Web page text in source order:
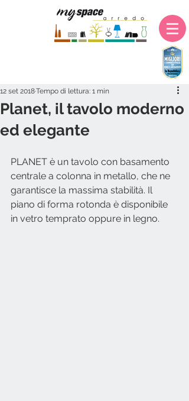
Planet, il tavolo moderno
ed elegante
12 set 2018Tempo di lettura: 1 min
PLANET è un tavolo con basamento
centrale a colonna in metallo, che ne
garantisce la massima stabilità. Il
piano di forma rotonda è disponibile
in vetro temprato oppure in legno.